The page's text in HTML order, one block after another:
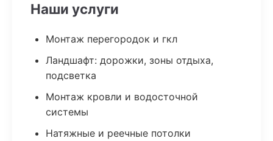
Наши услуги
Монтаж перегородок и гкл
Ландшафт: дорожки, зоны отдыха,
подсветка
Монтаж кровли и водосточной
системы
Натяжные и реечные потолки